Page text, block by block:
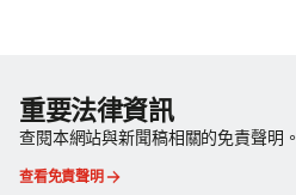
重要法律資訊
查閱本網站與新聞稿相關的免責聲明。
查看免責聲明